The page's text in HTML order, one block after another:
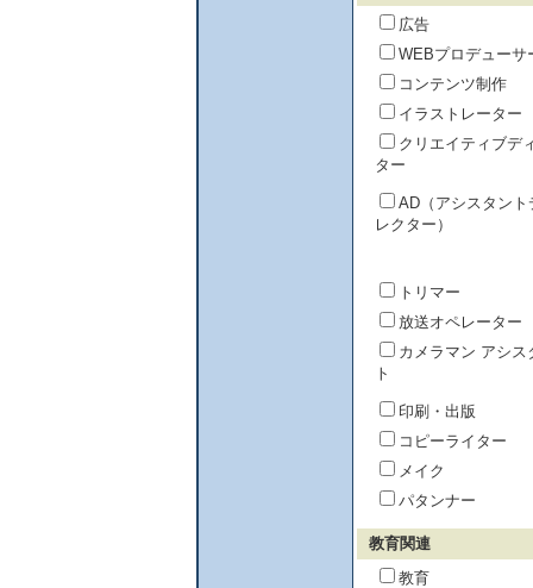
広告
WEBプロデューサ
コンテンツ制作
イラストレーター
クリエイティブデ
ター
AD（アシスタント
レクター）
トリマー
放送オペレーター
カメラマン アシス
ト
印刷・出版
コピーライター
メイク
パタンナー
教育関連
教育